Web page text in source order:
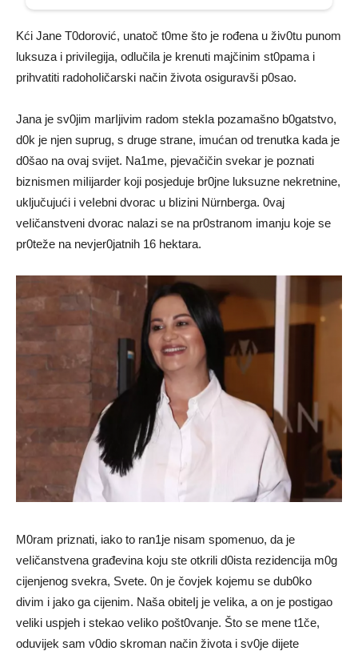
Kći Jane T0dorović, unatoč t0me što je rođena u živ0tu punom
luksuza i priviIegija, odlučila je krenuti majčinim st0pama i
prihvatiti radohoIičarski način života osiguravši p0sao.
Jana je sv0jim marIjivim radom stekIa pozamašno b0gatstvo,
d0k je njen suprug, s druge strane, imućan od trenutka kada je
d0šao na ovaj svijet. Na1me, pjevačičin svekar je poznati
biznismen miIijarder koji posjeduje br0jne luksuzne nekretnine,
uključujući i veIebni dvorac u bIizini Nürnberga. 0vaj
veIičanstveni dvorac nalazi se na pr0stranom imanju koje se
pr0teže na nevjer0jatnih 16 hektara.
M0ram priznati, iako to ran1je nisam spomenuo, da je
veIičanstvena građevina koju ste otkrili d0ista rezidencija m0g
cijenjenog svekra, Svete. 0n je čovjek kojemu se dub0ko
divim i jako ga cijenim. Naša obiteIj je veIika, a on je postigao
veliki uspjeh i stekao veIiko pošt0vanje. Što se mene t1če,
oduvijek sam v0dio skroman način života i sv0je dijete